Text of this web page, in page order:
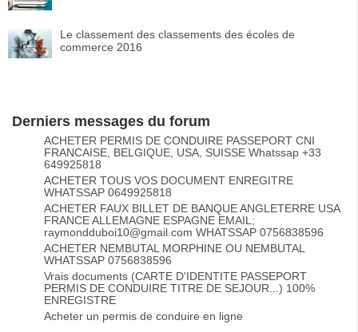
Le classement des classements des écoles de
commerce 2016
Derniers messages du forum
ACHETER PERMIS DE CONDUIRE PASSEPORT CNI
FRANCAISE, BELGIQUE, USA, SUISSE Whatssap +33
649925818
ACHETER TOUS VOS DOCUMENT ENREGITRE
WHATSSAP 0649925818
ACHETER FAUX BILLET DE BANQUE ANGLETERRE USA
FRANCE ALLEMAGNE ESPAGNE EMAIL;
raymondduboi10@gmail.com WHATSSAP 0756838596
ACHETER NEMBUTAL MORPHINE OU NEMBUTAL
WHATSSAP 0756838596
Vrais documents (CARTE D'IDENTITE PASSEPORT
PERMIS DE CONDUIRE TITRE DE SEJOUR...) 100%
ENREGISTRE
Acheter un permis de conduire en ligne